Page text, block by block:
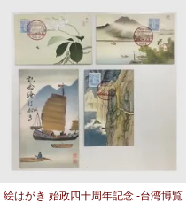
絵はがき 始政四十周年記念 -台湾博覧